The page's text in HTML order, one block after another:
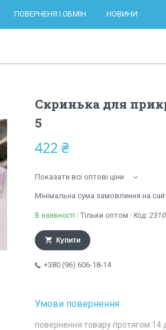
ПОВЕРНЕНЯ І ОБМІН НОВИНИ
Скринька для
5
422 ₴
Показати всі оптові ціни
Мінімальна сума замовлення на
В наявності Тільки оптом Код:
Купити
+380 (96) 606-18-14
повернення товару протягом 14